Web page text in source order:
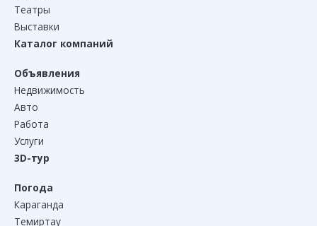
Театры
Выставки
Каталог компаний
Объявления
Недвижимость
Авто
Работа
Услуги
3D-тур
Погода
Караганда
Темиртау